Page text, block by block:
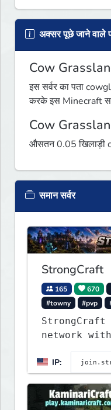
अक्सर पूछे जाने वाले
Cow
इस सर्वर का पता
करके इस Minecraft
Cow
औसतन 0.05 खिलाड़ी
समान सर्वर
StrongCraft
165 670
#towny
#pvp
network
Towny,
and more.
start
IP: